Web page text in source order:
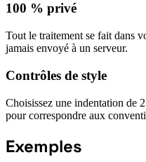
100 % privé
Tout le traitement se fait dans
jamais envoyé à un serveur.
Contrôles de style
Choisissez une indentation de
pour correspondre aux
Exemples